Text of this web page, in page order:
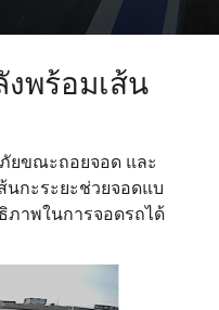
พร้อมเส้น
ยขณะถอยจอด และ
กะระยะช่วยจอดแบ
ภาพในการจอดรถได้